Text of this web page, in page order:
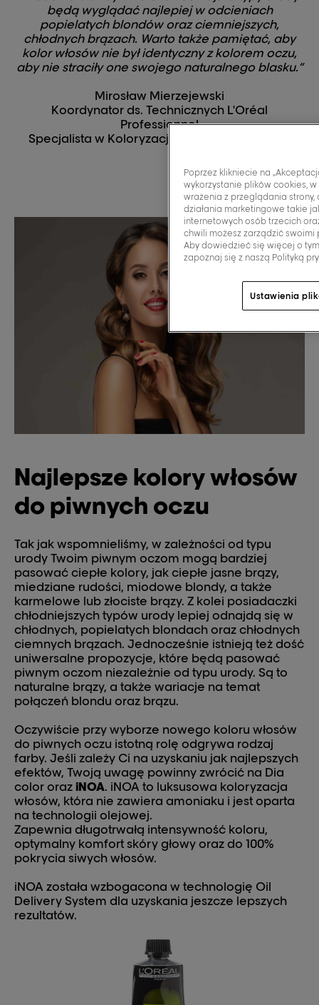
będą wyglądać najlepiej w odcieniach
popielatych blondów oraz ciemniejszych,
chłodnych brązach. Warto także pamiętać, aby
kolor włosów nie był identyczny z kolorem oczu,
aby nie straciły one swojego naturalnego blasku.”
Mirosław Mierzejewski
Koordynator ds. Technicznych L'Oréal
Professionnel
Specjalista w Koloryzacji i Pielęgnacji włosów
Najlepsze kolory włosów
do piwnych oczu
Tak jak wspomnieliśmy, w zależności od typu
urody Twoim piwnym oczom mogą bardziej
pasować ciepłe kolory, jak ciepłe jasne brązy,
miedziane rudości, miodowe blondy, a także
karmelowe lub złociste brązy. Z kolei posiadaczki
chłodniejszych typów urody lepiej odnajdą się w
chłodnych, popielatych blondach oraz chłodnych
ciemnych brązach. Jednocześnie istnieją też dość
uniwersalne propozycje, które będą pasować
piwnym oczom niezależnie od typu urody. Są to
naturalne brązy, a także wariacje na temat
połączeń blondu oraz brązu.
Oczywiście przy wyborze nowego koloru włosów
do piwnych oczu istotną rolę odgrywa rodzaj
farby. Jeśli zależy Ci na uzyskaniu jak najlepszych
efektów, Twoją uwagę powinny zwrócić na Dia
color oraz iNOA. iNOA to luksusowa koloryzacja
włosów, która nie zawiera amoniaku i jest oparta
na technologii olejowej.
Zapewnia długotrwałą intensywność koloru,
optymalny komfort skóry głowy oraz do 100%
pokrycia siwych włosów.
iNOA została wzbogacona w technologię Oil
Delivery System dla uzyskania jeszcze lepszych
rezultatów.
Poprzez klikniecie na
wykorzystanie plików cookies,
wrażenia z przeglądania
działania marketingowe takie
internetowych osób trzecich
chwili możesz zarządzić
Aby dowiedzieć się więcej o
zapoznaj się z naszą Polityką
Ustawienia